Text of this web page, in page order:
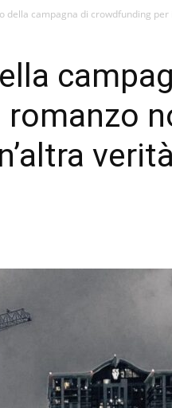
della campagna di crowdfunding